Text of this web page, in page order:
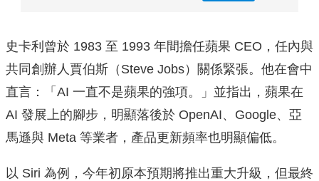
史卡利曾於 1983 至 1993 年間擔任蘋果 CEO，任內與
共同創辦人賈伯斯（Steve Jobs）關係緊張。他在會中
直言：「AI 一直不是蘋果的強項。」並指出，蘋果在
AI 發展上的腳步，明顯落後於 OpenAI、Google、亞
馬遜與 Meta 等業者，產品更新頻率也明顯偏低。
以 Siri 為例，今年初原本預期將推出重大升級，但最終